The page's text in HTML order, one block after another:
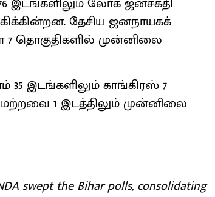
தேசிய ஜனநாயகக்
7 தொகுதிகளில் முன்னிலை
இடங்களிலும் காங்கிரஸ் 7
மற்றவை 1 இடத்திலும் முன்னிலை
swept the Bihar polls, consolidating